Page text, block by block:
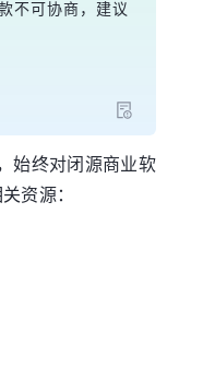
不可协商，建议
始终对闭源商业软
资源：